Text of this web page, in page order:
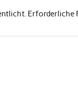
Erforderliche